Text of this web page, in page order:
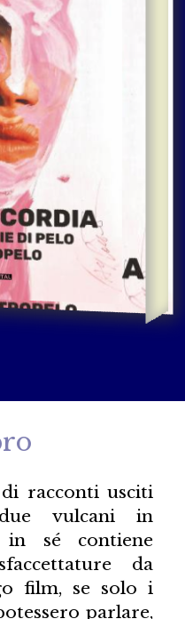
racconti usciti
vulcani in
in sé contiene
da
film, se solo i
parlare,